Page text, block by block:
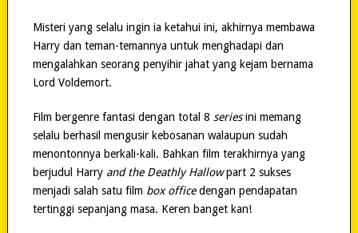
Misteri yang selalu ingin ia ketahui ini, akhirnya membawa
Harry dan teman-temannya untuk menghadapi dan
mengalahkan seorang penyihir jahat yang kejam bernama
Lord Voldemort.
Film bergenre fantasi dengan total 8 seriesini memang
selalu berhasil mengusir kebosanan walaupun sudah
menontonnya berkali-kali. Bahkan film terakhirnya yang
berjudul Harry and the Deathly Hallowpart 2 sukses
menjadi salah satu film box officedengan pendapatan
tertinggi sepanjang masa. Keren banget kan!